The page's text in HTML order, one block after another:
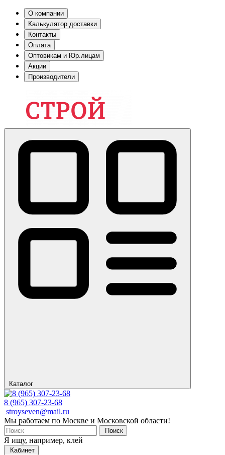
О компании
Калькулятор доставки
Контакты
Оплата
Оптовикам и Юр.лицам
Акции
Производители
Каталог
8 (965) 307-23-68
stroyseven@mail.ru
Мы работаем по Москве и Московской области!
Поиск
Я ищу, например, клей
Кабинет